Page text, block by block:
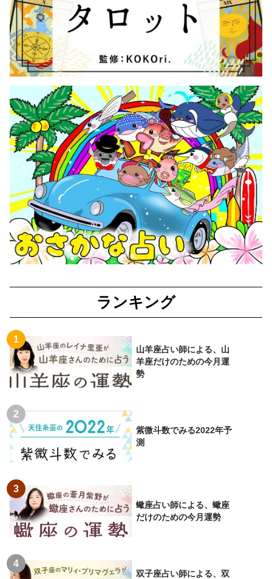
ランキング
山羊座占い師による、山
羊座だけのための今月運
勢
紫微斗数でみる2022年予
測
蠍座占い師による、蠍座
だけのための今月運勢
双子座占い師による、双